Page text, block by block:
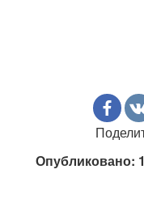
Опубликовано: